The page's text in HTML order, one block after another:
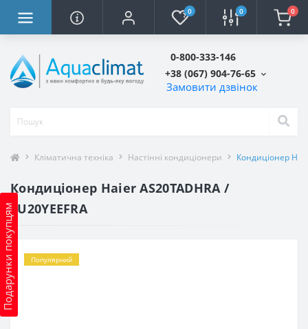
0 0 0
0-800-333-146
+38 (067) 904-76-65
Замовити дзвінок
Подарунки покупцям
Кліматична техніка Настінні кондиціонери Кондиціонер
Кондиціонер Haier AS20TADHRA /
1U20YEEFRA
Популярний